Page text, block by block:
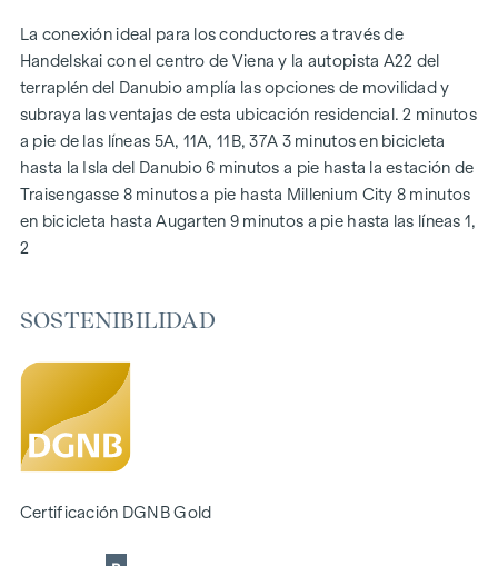
Protección solar eléctrica exterior
Aire acondicionado en el ático
Calefacción por suelo radiante a través de calefacción
urbana
Sistema fotovoltaico en el tejado
Sistema de interfono digital y
tablón de anuncios mediante aplicación de teléfono móvil
Aplicación de gestión inteligente de la propiedad "puck
269 viviendas de pleno dominio
38 a 124 m2
Jardines, balcones, logias, azoteas
Zona de juegos para niños pequeños y sala común
166 plazas de aparcamiento subterráneo
Ideal para inversores y propietarios
Precertificado de sostenibilidad DGNB Gold
La conexión ideal para los conductores a través de
Handelskai con el centro de Viena y la autopista A22 del
terraplén del Danubio amplía las opciones de movilidad y
subraya las ventajas de esta ubicación residencial. 2 minutos
a pie de las líneas 5A, 11A, 11B, 37A 3 minutos en bicicleta
hasta la Isla del Danubio 6 minutos a pie hasta la estación de
Traisengasse 8 minutos a pie hasta Millenium City 8 minutos
en bicicleta hasta Augarten 9 minutos a pie hasta las líneas 1,
2
SOSTENIBILIDAD
Certificación DGNB Gold